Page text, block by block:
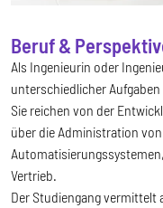
Beruf &
Als Ingenieurin oder
unterschiedlicher
Sie reichen von der
über die Administration
Vertrieb.
Der Studiengang vermittelt